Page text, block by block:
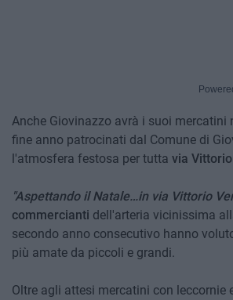
Anche Giovinazzo avrà i suoi
fine anno patrocinati dal Comune di
l'atmosfera festosa per tutta via
"Aspettando il Natale…in via Vittorio
commercianti dell'arteria vicinissima
secondo anno consecutivo hanno
più amate da piccoli e grandi.
Oltre agli attesi mercatini con